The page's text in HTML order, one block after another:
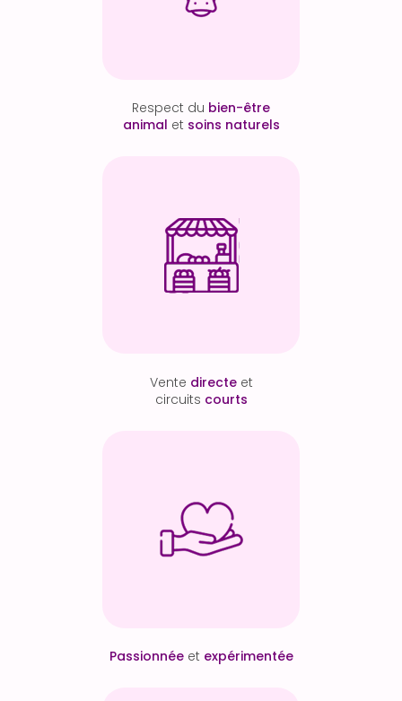
Respect du bien-être
animal et soins naturels
Vente directe et
circuits courts
Passionnée et expérimentée